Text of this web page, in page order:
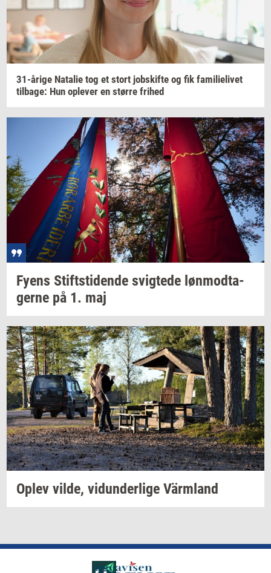
31-​årige Na­ta­lie tog et stort jobs­kif­te og fik fa­mi­li­e­li­vet
til­ba­ge: Hun op­le­ver en stør­re fri­hed
Fyens Stift­s­ti­den­de svig­te­de løn­mod­ta­
ger­ne på 1. maj
Oplev vilde, vi­dun­der­li­ge Värmland